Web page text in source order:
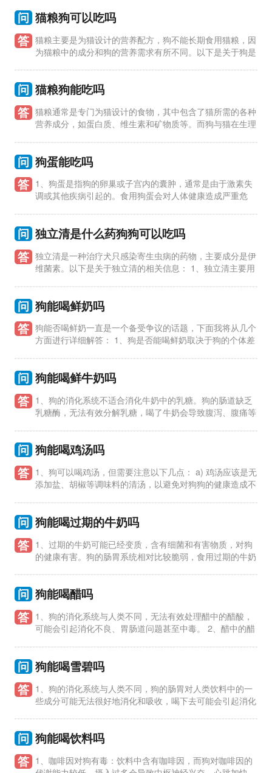
问 猫粮狗可以吃吗
答 猫粮主要是为猫设计的营养配方，狗不能长期食用猫粮，因
为猫粮中的成分和狗的营养需求有所不同。以下是关于狗是
问 猫粮狗能吃吗
答 猫粮通常是专门为猫设计的食物，其中包含了猫所需的各种
营养成分，如蛋白质、维生素和矿物质等。而狗与猫在生理
问 狗蛋能吃吗
答 1、狗蛋是指狗的卵巢或子宫内的囊肿，通常是由于激素失
调或其他疾病引起的。食用狗蛋会对人体健康造成严重危
问 独立清是什么药狗狗可以吃吗
答 独立清是一种治疗犬只感染寄生虫病的药物，主要成分是伊
维菌素。以下是关于独立清的相关信息： 1、独立清主要用
问 狗能喝鲜奶吗
答 狗能否喝鲜奶一直是一个备受争议的话题，下面我将从几个
方面进行详细解答： 1、狗是否能喝鲜奶取决于狗的个体差
问 狗能喝鲜牛奶吗
答 1、狗的消化系统不适合消化牛奶中的乳糖。狗的肠道缺乏
乳糖酶，无法有效分解乳糖，喝了牛奶会导致腹泻、腹痛等
问 狗能喝鸡汤吗
答 1、狗可以喝鸡汤，但需要注意以下几点： a) 鸡汤应该是无
添加盐、胡椒等调味料的清汤，以避免对狗狗的健康造成不
问 狗能喝过期的牛奶吗
答 1、过期的牛奶可能已经变质，含有细菌和有害物质，对狗
的健康有害。狗的肠胃系统相对比较脆弱，食用过期的牛奶
问 狗能喝醋吗
答 1、狗的消化系统与人类不同，无法有效处理醋中的醋酸，
可能会引起消化不良、胃肠道问题甚至中毒。 2、醋中的醋
问 狗能喝雪碧吗
答 1、狗的消化系统与人类不同，狗的肠胃对人类饮料中的一
些成分可能无法很好地消化和吸收，喝下去可能会引起消化
问 狗能喝饮料吗
答 1、咖啡因对狗有毒：饮料中含有咖啡因，而狗对咖啡因的